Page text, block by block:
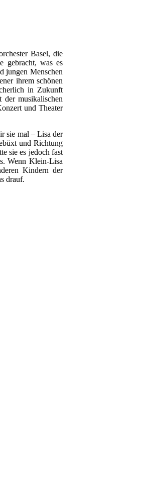
Basel, die
gebracht, was es
jungen Menschen
ihrem schönen
in Zukunft
der musikalischen
und Theater
sie mal – Lisa der
und Richtung
sie es jedoch fast
Wenn Klein-Lisa
Kindern der
drauf.